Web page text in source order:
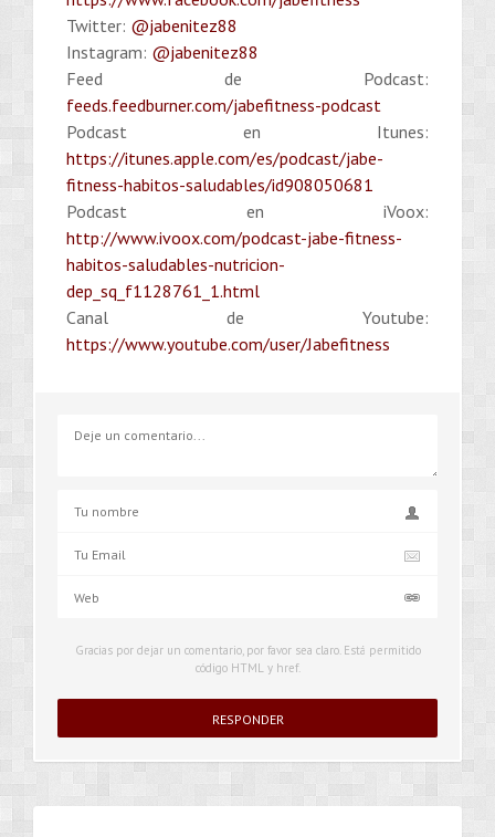
Twitter: @jabenitez88
Instagram: @jabenitez88
Feed de Podcast:
feeds.feedburner.com/jabefitness-podcast
Podcast en Itunes:
https://itunes.apple.com/es/podcast/jabe-
fitness-habitos-saludables/id908050681
Podcast en iVoox:
http://www.ivoox.com/podcast-jabe-fitness-
habitos-saludables-nutricion-
dep_sq_f1128761_1.html
Canal de Youtube:
https://www.youtube.com/user/Jabefitness
Gracias por dejar un comentario, por favor sea claro. Está permitido
código HTML y href.